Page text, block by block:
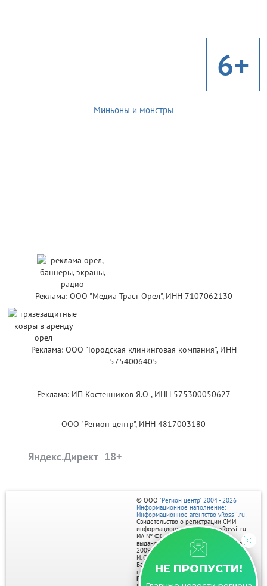
6+
Миньоны и монстры
Реклама: ООО "Медиа Траст Орёл", ИНН 7107062130
Реклама: ООО "Городская клининговая компания", ИНН
5754006405
Реклама: ИП Костенников Я.О , ИНН 575300050627
ООО "Регион центр", ИНН 4817003180
Яндекс.Директ
НЕ ПРОПУСТИ!
© ООО "Регион центр" 2004 - 2026
Информационное наполнение:
Информационное агентство vRossii.ru
Свидетельство о регистрации СМИ
информационного агентства vRossii.ru
ИА № ФС 77‑35502
выдано РОСКОМНАДЗОРом 04 марта
2009г.
И. О. Главного редактора Нарыков А. Н.
Баннеры на портале размещаются на
правах рекламы.
Реклама на портале: